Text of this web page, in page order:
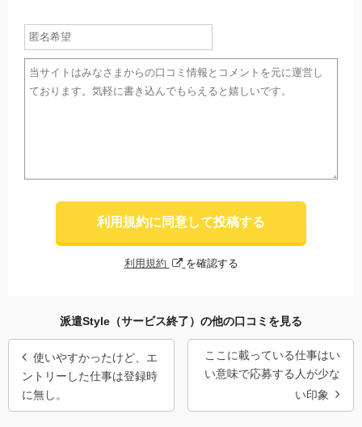
利用規約に同意して投稿する
利用規約 を確認する
派遣Style（サービス終了）の他の口コミを見る
使いやすかったけど、エ
ントリーした仕事は登録時
に無し。
ここに載っている仕事はい
い意味で応募する人が少な
い印象